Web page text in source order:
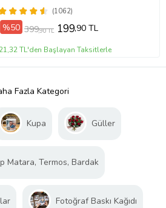
(1062)
%50 399,90 TL 199,90 TL
21,32 TL'den Başlayan Taksitlerle
Fazla Kategori
Kupa Güller
Matara, Termos, Bardak
Fotoğraf Baskı Kağıdı